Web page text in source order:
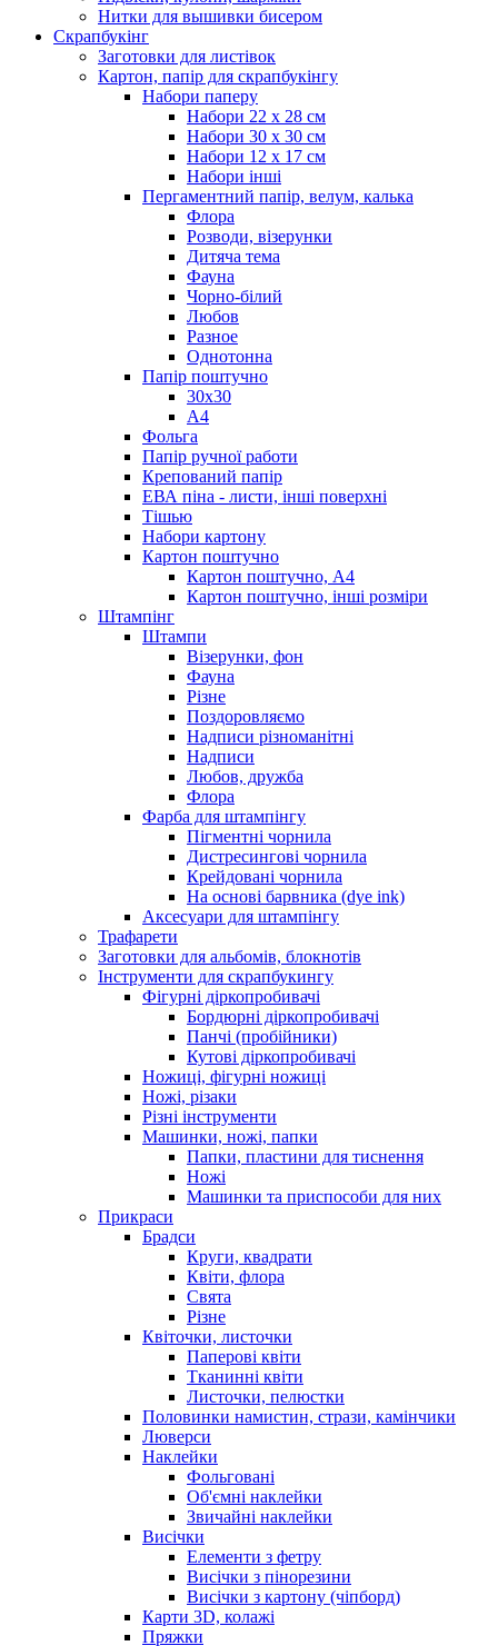
Нитки для вышивки бисером
Скрапбукінг
Заготовки для листівок
Картон, папір для скрапбукінгу
Набори паперу
Набори 22 х 28 см
Набори 30 х 30 см
Набори 12 х 17 см
Набори інші
Пергаментний папір, велум, калька
Флора
Розводи, візерунки
Дитяча тема
Фауна
Чорно-білий
Любов
Разное
Однотонна
Папір поштучно
30х30
А4
Фольга
Папір ручної работи
Крепований папір
ЕВА піна - листи, інші поверхні
Тішью
Набори картону
Картон поштучно
Картон поштучно, А4
Картон поштучно, інші розміри
Штампінг
Штампи
Візерунки, фон
Фауна
Різне
Поздоровляємо
Надписи різноманітні
Надписи
Любов, дружба
Флора
Фарба для штампінгу
Пігментні чорнила
Дистресингові чорнила
Крейдовані чорнила
На основі барвника (dye ink)
Аксесуари для штампінгу
Трафарети
Заготовки для альбомів, блокнотів
Інструменти для скрапбукингу
Фігурні діркопробивачі
Бордюрні діркопробивачі
Панчі (пробійники)
Кутові діркопробивачі
Ножиці, фігурні ножиці
Ножі, різаки
Різні інструменти
Машинки, ножі, папки
Папки, пластини для тиснення
Ножі
Машинки та приспособи для них
Прикраси
Брадси
Круги, квадрати
Квіти, флора
Свята
Різне
Квіточки, листочки
Паперові квіти
Тканинні квіти
Листочки, пелюстки
Половинки намистин, стрази, камінчики
Люверси
Наклейки
Фольговані
Об'ємні наклейки
Звичайні наклейки
Висічки
Елементи з фетру
Висічки з пінорезини
Висічки з картону (чіпборд)
Карти 3D, колажі
Пряжки